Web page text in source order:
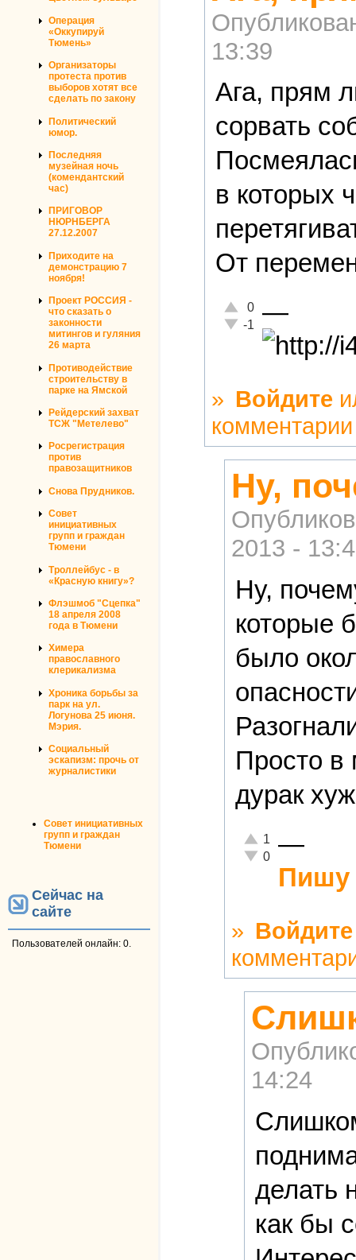
Операция
«Оккупируй
Тюмень»
Организаторы
протеста против
выборов хотят все
сделать по закону
Политический
юмор.
Последняя
музейная ночь
(комендантский
час)
ПРИГОВОР
НЮРНБЕРГА
27.12.2007
Приходите на
демонстрацию 7
ноября!
Проект РОССИЯ -
что сказать о
законности
митингов и гуляния
26 марта
Противодействие
строительству в
парке на Ямской
Рейдерский захват
ТСЖ "Метелево"
Росрегистрация
против
правозащитников
Снова Прудников.
Совет
инициативных
групп и граждан
Тюмени
Троллейбус - в
«Красную книгу»?
Флэшмоб "Сцепка"
18 апреля 2008
года в Тюмени
Химера
православного
клерикализма
Хроника борьбы за
парк на ул.
Логунова 25 июня.
Мэрия.
Социальный
эскапизм: прочь от
журналистики
Совет инициативных
групп и граждан
Тюмени
Сейчас на
сайте
Пользователей онлайн: 0.
13:39
Ага, прям
сорвать
в которых
От
Отлично!
0
Неадекватно!
-1 —
» Войдите
комментарии
Ну,
2013 -
Ну,
которые
было
Просто в
дурак
Отлично!
1
Неадекватно!
0 —
Пишу
» Войдите
14:24
делать
как бы